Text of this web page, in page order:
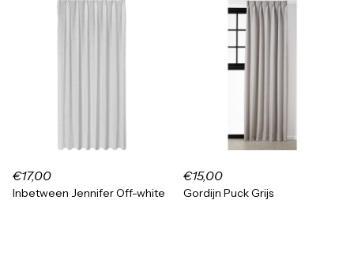
€17,00
Inbetween Jennifer Off-white
€15,00
Gordijn Puck Grijs